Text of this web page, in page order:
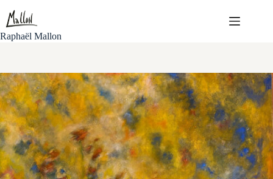
contenu
Raphaël Mallon